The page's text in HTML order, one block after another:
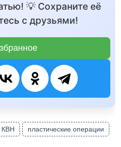
💡 Сохраните её
с друзьями!
КВН пластические операции